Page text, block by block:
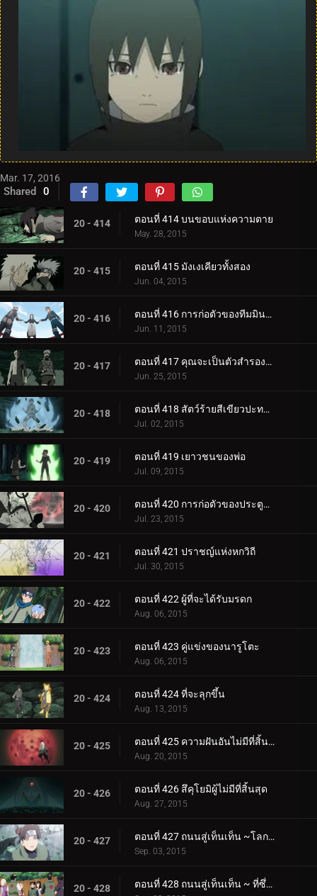
Mar. 17, 2016
Shared 0
20 - 414 ตอนที่ 414 บนขอบแห่งความตาย
May. 28, 2015
20 - 415 ตอนที่ 415 มังเงเคียวทั้งสอง
Jun. 04, 2015
20 - 416 ตอนที่ 416 การก่อตัวของทีมมินาโตะ
Jun. 11, 2015
20 - 417 ตอนที่ 417 คุณจะเป็นตัวสำรองของฉัน
Jun. 25, 2015
20 - 418 ตอนที่ 418 สัตว์ร้ายสีเขียวปะทะมาดาระหกวิถี
Jul. 02, 2015
20 - 419 ตอนที่ 419 เยาวชนของพ่อ
Jul. 09, 2015
20 - 420 ตอนที่ 420 การก่อตัวของประตูด้านในทั้งแปด
Jul. 23, 2015
20 - 421 ตอนที่ 421 ปราชญ์แห่งหกวิถี
Jul. 30, 2015
20 - 422 ตอนที่ 422 ผู้ที่จะได้รับมรดก
Aug. 06, 2015
20 - 423 ตอนที่ 423 คู่แข่งของนารูโตะ
Aug. 06, 2015
20 - 424 ตอนที่ 424 ที่จะลุกขึ้น
Aug. 13, 2015
20 - 425 ตอนที่ 425 ความฝันอันไม่มีที่สิ้นสุด
Aug. 20, 2015
20 - 426 ตอนที่ 426 สึคุโยมิผู้ไม่มีที่สิ้นสุด
Aug. 27, 2015
20 - 427 ตอนที่ 427 ถนนสู่เท็นเท็น ~โลกแห่งความฝัน
Sep. 03, 2015
20 - 428 ตอนที่ 428 ถนนสู่เท็นเท็น ~ ที่ซึ่งเท็นเท็นอยู่